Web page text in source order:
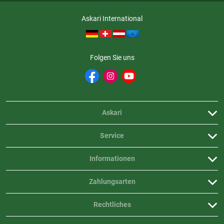
Askari International
Folgen Sie uns
Askari
Service
Informationen
Rechtliches
Zahlungsarten